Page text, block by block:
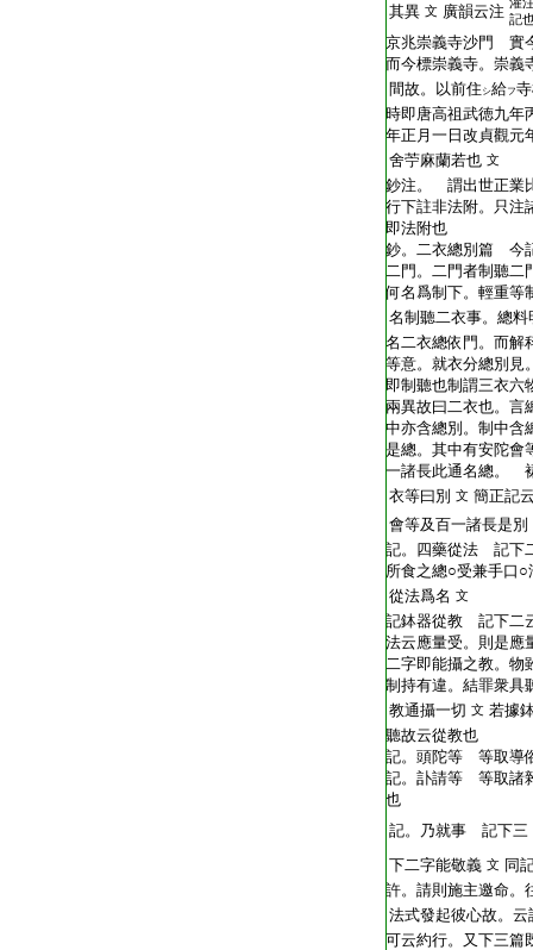
其異 文 廣韻云注 記
京兆崇義寺沙門 實
而今標崇義寺。崇義
間故。以前住 シ給フ
時即唐高祖武徳九
年正月一日改貞觀
舍苧麻蘭若也 文
鈔注。 謂出世正業
行下註非法附。只注
即法附也
鈔。二衣總別篇 今
二門。二門者制聽二
何名爲制下。輕重等
名制聽二衣事。總料
名二衣總依門。而解
等意。就衣分總別見
即制聽也制謂三衣六
兩異故曰二衣也。言
中亦含總別。制中含
是總。其中有安陀會
一諸長此通名總。
衣等曰別 文 簡正記
會等及百一諸長是別
記。四藥從法 記下
所食之總○受兼手口
從法爲名 文
記鉢器從教 記下二
法云應量受。則是應
二字即能攝之教。物
制持有違。結罪衆具
教通攝一切 文 若據
聽故云從教也
記。頭陀等 等取導
記。訃請等 等取諸
也
記。乃就事 記下三
下二字能敬義 文 同
許。請則施主邀命。
法式發起彼心故。云
可云約行。又下三篇